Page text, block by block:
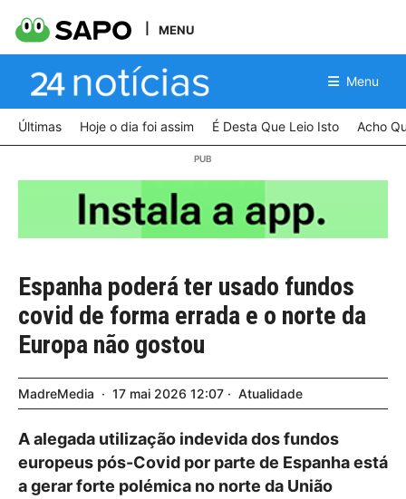
MENU
Menu
Últimas Hoje o dia foi assim É Desta Que Leio Isto Acho
Espanha poderá ter usado fundos
covid de forma errada e o norte da
Europa não gostou
MadreMedia 17 mai 2026 12:07 Atualidade
A alegada utilização indevida dos fundos
europeus pós-Covid por parte de Espanha está
a gerar forte polémica no norte da União